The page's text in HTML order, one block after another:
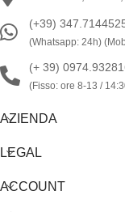
(+39)
(Whatsapp: 24h)
(+ 39)
(Fisso: ore 8-13 /
AZIENDA
LEGAL
ACCOUNT